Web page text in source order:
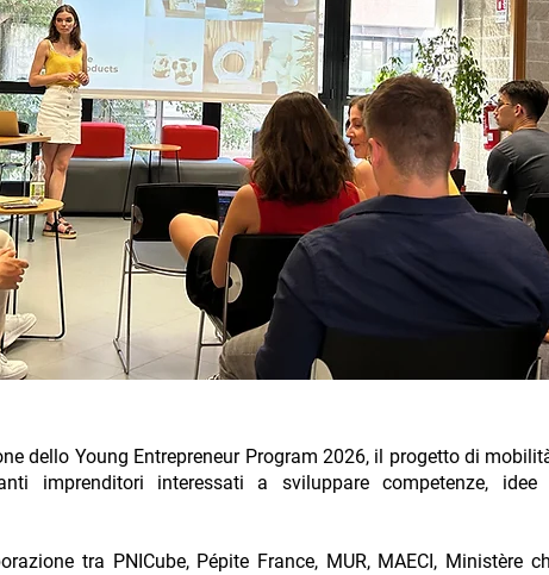
dello Young Entrepreneur Program 2026, il progetto di
imprenditori interessati a sviluppare competenze, idee
tra PNICube, Pépite France, MUR, MAECI, Ministère